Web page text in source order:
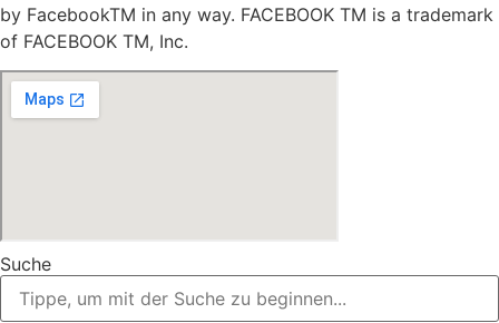
by FacebookTM in any way. FACEBOOK TM is a trademark
of FACEBOOK TM, Inc.
Suche